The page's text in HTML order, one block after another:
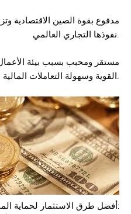
نفوذها التجاري العالمي.
القوية وسهولة التعاملات المالية.
أفضل طرق الاستثمار
لحماية المال وتنميته: